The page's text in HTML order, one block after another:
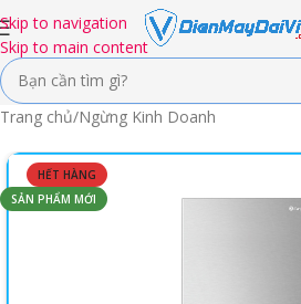
Skip to navigation
Skip to main content
Trang chủ/Ngừng Kinh Doanh
HẾT HÀNG
SẢN PHẨM MỚI